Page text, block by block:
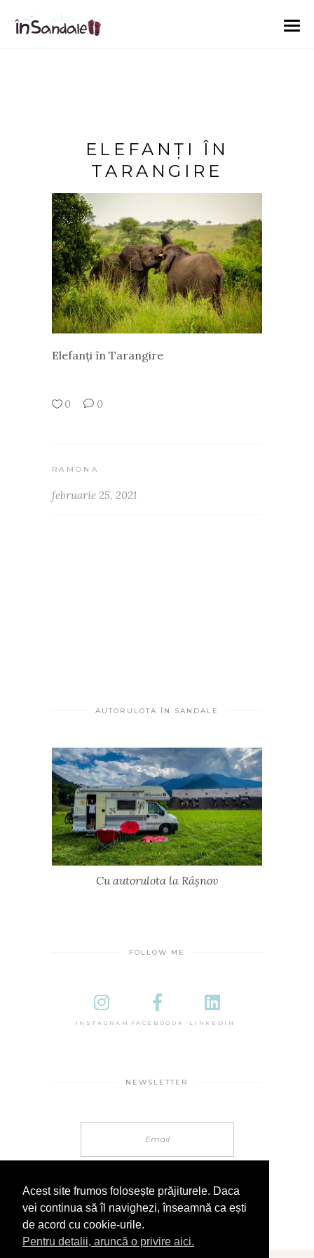
ELEFANȚI ÎN
TARANGIRE
Elefanți în Tarangire
0 0
RAMONA
februarie 25, 2021
AUTORULOTA ÎN SANDALE
Cu autorulota la Râșnov
FOLLOW ME
INSTAGRAM FACEBOOOK LINKEDIN
NEWSLETTER
Acest site frumos folosește prăjiturele. Daca
vei continua să îl navighezi, înseamnă ca ești
de acord cu cookie-urile.
Pentru detalii, aruncă o privire aici.